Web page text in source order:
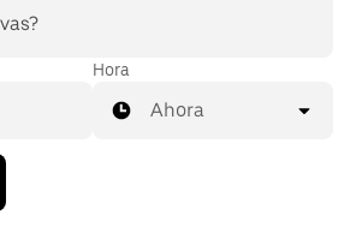
Hora
Ahora